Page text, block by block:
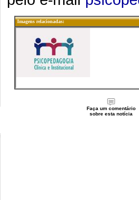
Imagens relacionadas:
Faça um comentário
sobre esta notícia